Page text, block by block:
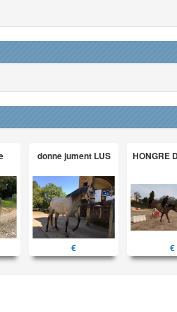
donne jument LUS
€
HONGRE
€